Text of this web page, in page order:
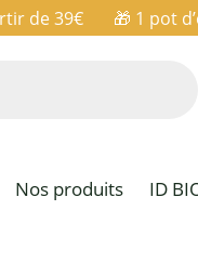
de 39€ 🎁 1 pot
Nos produits ID